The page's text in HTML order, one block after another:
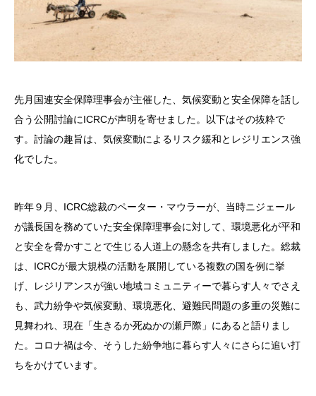
先月国連安全保障理事会が主催した、気候変動と安全保障を話し
合う公開討論にICRCが声明を寄せました。以下はその抜粋で
す。討論の趣旨は、気候変動によるリスク緩和とレジリエンス強
化でした。
昨年９月、ICRC総裁のペーター・マウラーが、当時ニジェール
が議長国を務めていた安全保障理事会に対して、環境悪化が平和
と安全を脅かすことで生じる人道上の懸念を共有しました。総裁
は、ICRCが最大規模の活動を展開している複数の国を例に挙
げ、レジリアンスが強い地域コミュニティーで暮らす人々でさえ
も、武力紛争や気候変動、環境悪化、避難民問題の多重の災難に
見舞われ、現在「生きるか死ぬかの瀬戸際」にあると語りまし
た。コロナ禍は今、そうした紛争地に暮らす人々にさらに追い打
ちをかけています。